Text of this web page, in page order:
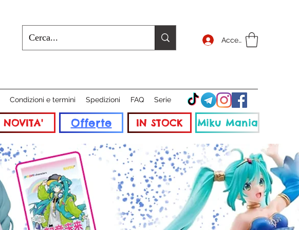
Accedi
Condizioni e termini Spedizioni FAQ Serie
NOVITA' Offerte IN STOCK Miku Mania